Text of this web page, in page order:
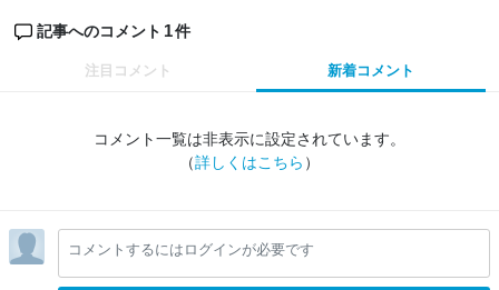
記事へのコメント 1件
注目コメント 新着コメント
コメント一覧は非表示に設定されています。
（詳しくはこちら ）
コメントするにはログインが必要です